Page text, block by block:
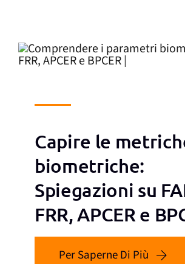
Capire le
biometriche:
Spiegazioni su
FRR, APCER e
Per Saperne Di Più